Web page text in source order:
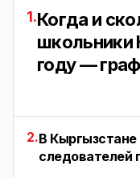
1.Когда и
школьники
году —
2.В Кыргызстане
следователей